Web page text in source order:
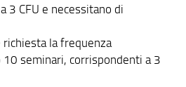
3 CFU e necessitano di
la frequenza
seminari, corrispondenti a 3